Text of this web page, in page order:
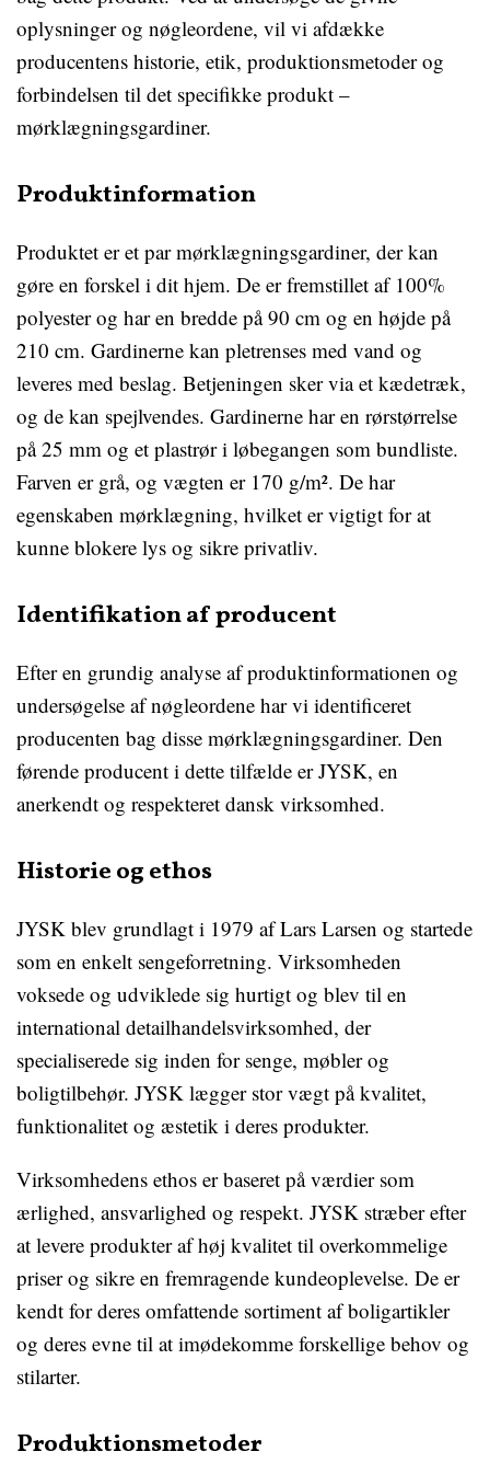
oplysninger og nøgleordene, vil vi afdække
producentens historie, etik, produktionsmetoder og
forbindelsen til det specifikke produkt –
mørklægningsgardiner.
Produktinformation
Produktet er et par mørklægningsgardiner, der kan
gøre en forskel i dit hjem. De er fremstillet af 100%
polyester og har en bredde på 90 cm og en højde på
210 cm. Gardinerne kan pletrenses med vand og
leveres med beslag. Betjeningen sker via et kædetræk,
og de kan spejlvendes. Gardinerne har en rørstørrelse
på 25 mm og et plastrør i løbegangen som bundliste.
Farven er grå, og vægten er 170 g/m². De har
egenskaben mørklægning, hvilket er vigtigt for at
kunne blokere lys og sikre privatliv.
Identifikation af producent
Efter en grundig analyse af produktinformationen og
undersøgelse af nøgleordene har vi identificeret
producenten bag disse mørklægningsgardiner. Den
førende producent i dette tilfælde er JYSK, en
anerkendt og respekteret dansk virksomhed.
Historie og ethos
JYSK blev grundlagt i 1979 af Lars Larsen og startede
som en enkelt sengeforretning. Virksomheden
voksede og udviklede sig hurtigt og blev til en
international detailhandelsvirksomhed, der
specialiserede sig inden for senge, møbler og
boligtilbehør. JYSK lægger stor vægt på kvalitet,
funktionalitet og æstetik i deres produkter.
Virksomhedens ethos er baseret på værdier som
ærlighed, ansvarlighed og respekt. JYSK stræber efter
at levere produkter af høj kvalitet til overkommelige
priser og sikre en fremragende kundeoplevelse. De er
kendt for deres omfattende sortiment af boligartikler
og deres evne til at imødekomme forskellige behov og
stilarter.
Produktionsmetoder